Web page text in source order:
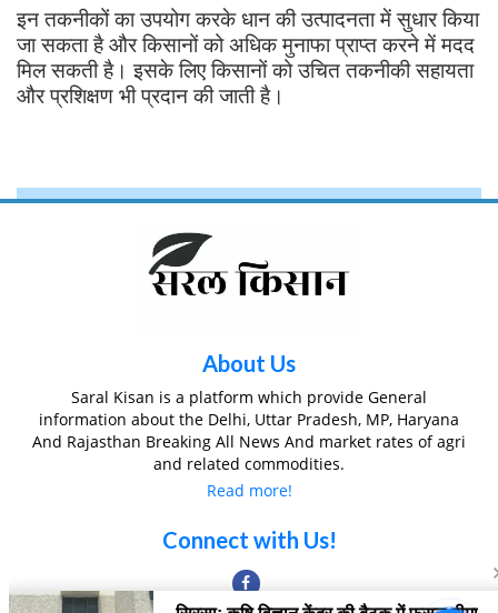
इन तकनीकों का उपयोग करके धान की उत्पादनता में सुधार किया
जा सकता है और किसानों को अधिक मुनाफा प्राप्त करने में मदद
मिल सकती है। इसके लिए किसानों को उचित तकनीकी सहायता
और प्रशिक्षण भी प्रदान की जाती है।
About Us
Saral Kisan is a platform which provide General
information about the Delhi, Uttar Pradesh, MP, Haryana
And Rajasthan Breaking All News And market rates of agri
and related commodities.
Read more!
Connect with Us!